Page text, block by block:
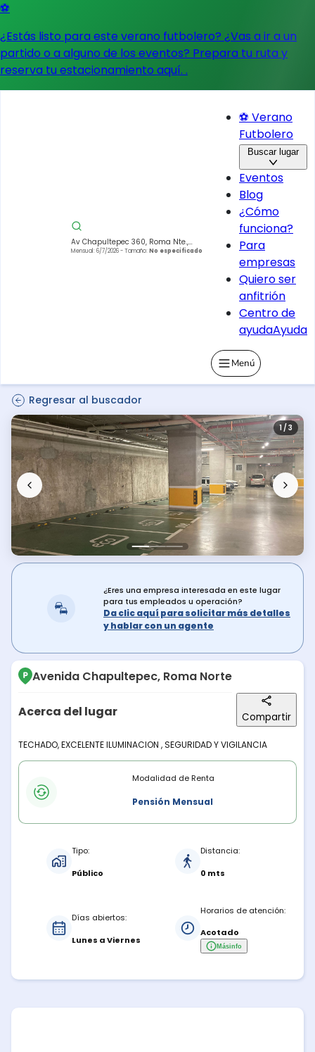
⚽
¿Estás listo para este verano futbolero? ¿Vas a ir a un
partido o a alguno de los eventos? Prepara tu ruta y
reserva tu estacionamiento aquí. .
Av Chapultepec 360, Roma Nte.,
Cuauhtémoc, 06700 Ciudad de
Mensual: 6/7/2026- Tamaño: No especificado
⚽ Verano
Futbolero
Buscar lugar
Eventos
Blog
¿Cómo
funciona?
Para
empresas
Quiero ser
anfitrión
Centro de
ayudaAyuda
Menú
Regresar al buscador
1 / 3
¿Eres una empresa interesada en este lugar
para tus empleados u operación?
Da clic aquí para solicitar más detalles
y hablar con un agente
Avenida Chapultepec, Roma Norte
Acerca del lugar Compartir
Descripción del lugar
TECHADO, EXCELENTE ILUMINACION , SEGURIDAD Y VIGILANCIA
Modalidades de rentaModalidad de Renta
Pensión Mensual
Tipo:
Público
Distancia:
0 mts
Días abiertos:
Lunes a Viernes
Horarios de atención:
Acotado
Másinfo